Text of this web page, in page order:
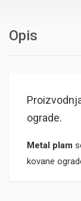
Opis
ograde.
Metal plam
kovane